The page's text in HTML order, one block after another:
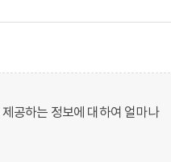
공하는 정보에 대하여 얼마나